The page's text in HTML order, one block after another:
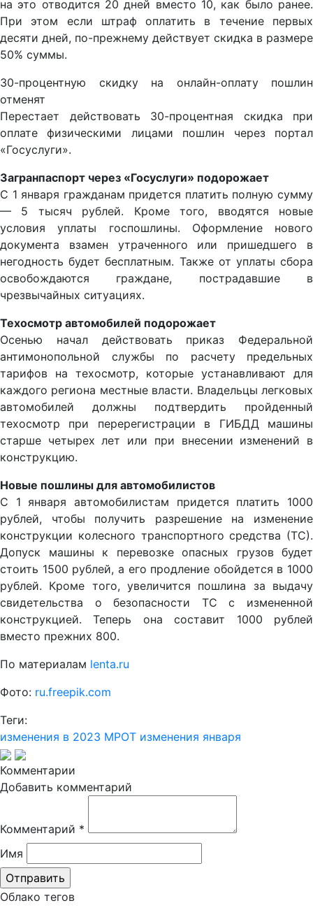
на это отводится 20 дней вместо 10, как было ранее.
При этом если штраф оплатить в течение первых
десяти дней, по-прежнему действует скидка в размере
50% суммы.
30-процентную скидку на онлайн-оплату пошлин
отменят
Перестает действовать 30-процентная скидка при
оплате физическими лицами пошлин через портал
«Госуслуги».
Загранпаспорт через «Госуслуги» подорожает
С 1 января гражданам придется платить полную сумму
— 5 тысяч рублей. Кроме того, вводятся новые
условия уплаты госпошлины. Оформление нового
документа взамен утраченного или пришедшего в
негодность будет бесплатным. Также от уплаты сбора
освобождаются граждане, пострадавшие в
чрезвычайных ситуациях.
Техосмотр автомобилей подорожает
Осенью начал действовать приказ Федеральной
антимонопольной службы по расчету предельных
тарифов на техосмотр, которые устанавливают для
каждого региона местные власти. Владельцы легковых
автомобилей должны подтвердить пройденный
техосмотр при перерегистрации в ГИБДД машины
старше четырех лет или при внесении изменений в
конструкцию.
Новые пошлины для автомобилистов
С 1 января автомобилистам придется платить 1000
рублей, чтобы получить разрешение на изменение
конструкции колесного транспортного средства (ТС).
Допуск машины к перевозке опасных грузов будет
стоить 1500 рублей, а его продление обойдется в 1000
рублей. Кроме того, увеличится пошлина за выдачу
свидетельства о безопасности ТС с измененной
конструкцией. Теперь она составит 1000 рублей
вместо прежних 800.
По материалам lenta.ru
Фото: ru.freepik.com
Теги:
изменения в 2023 МРОТ изменения января
Комментарии
Добавить комментарий
Комментарий *
Имя
Облако тегов